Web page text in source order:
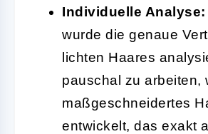
Individuelle Analyse:
wurde die genaue
lichten Haares
pauschal zu arbeiten,
maßgeschneidertes
entwickelt, das exakt